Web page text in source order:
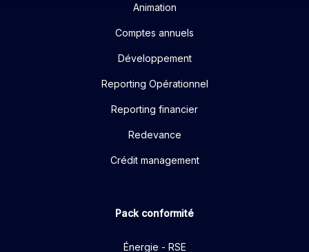
Animation
Comptes annuels
Développement
Reporting Opérationnel
Reporting financier
Redevance
Crédit management
Pack conformité
Énergie - RSE